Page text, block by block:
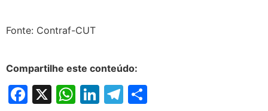
Fonte: Contraf-CUT
Compartilhe este conteúdo:
Facebook
X WhatsApp
LinkedIn
Telegram